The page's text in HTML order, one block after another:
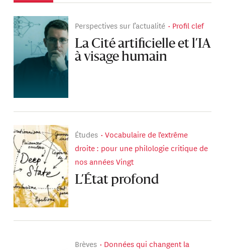
Perspectives sur l’actualité Profil clef
La Cité artificielle et l’IA
à visage humain
Études
Vocabulaire de l'extrême
droite : pour une philologie critique de
nos années Vingt
L’État profond
Brèves
Données qui changent la